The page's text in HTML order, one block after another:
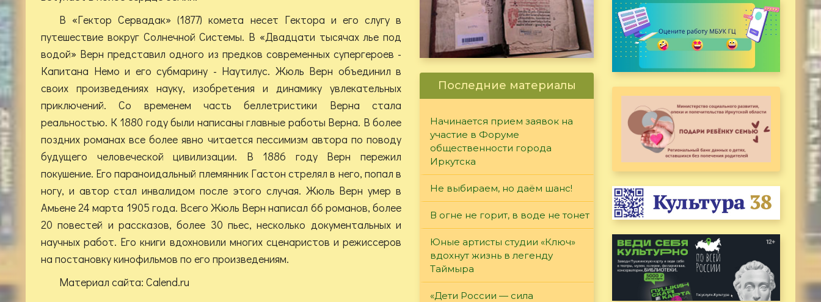
В «Гектор Сервадак» (1877) комета несет Гектора и его слугу в
путешествие вокруг Солнечной Системы. В «Двадцати тысячах лье под
водой» Верн представил одного из предков современных супергероев -
Капитана Немо и его субмарину - Наутилус. Жюль Верн объединил в
своих произведениях науку, изобретения и динамику увлекательных
приключений. Со временем часть беллетристики Верна стала
реальностью. К 1880 году были написаны главные работы Верна. В более
поздних романах все более явно читается пессимизм автора по поводу
будущего человеческой цивилизации. В 1886 году Верн пережил
покушение. Его параноидальный племянник Гастон стрелял в него, попал в
ногу, и автор стал инвалидом после этого случая. Жюль Верн умер в
Амьене 24 марта 1905 года. Всего Жюль Верн написал 66 романов, более
20 повестей и рассказов, более 30 пьес, несколько документальных и
научных работ. Его книги вдохновили многих сценаристов и режиссеров
на постановку кинофильмов по его произведениям.
Материал сайта: Calend.ru
Последние материалы
Начинается прием заявок на
участие в Форуме
общественности города
Иркутска
Не выбираем, но даём шанс!
В огне не горит, в воде не тонет
Юные артисты студии «Ключ»
вдохнут жизнь в легенду
Таймыра
«Дети России — сила